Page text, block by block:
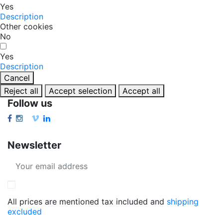
Yes
Description
Other cookies
No
Yes
Description
Cancel
Reject all
Accept selection Accept all
Follow us
Newsletter
All prices are mentioned tax included and shipping
excluded